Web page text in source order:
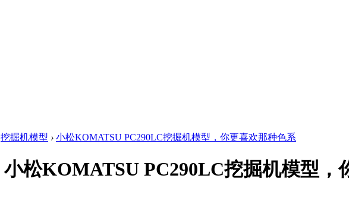
挖掘机模型 › 小松KOMATSU PC290LC挖掘机模型，你更喜欢那种色系
小松KOMATSU PC290LC挖掘机模型，